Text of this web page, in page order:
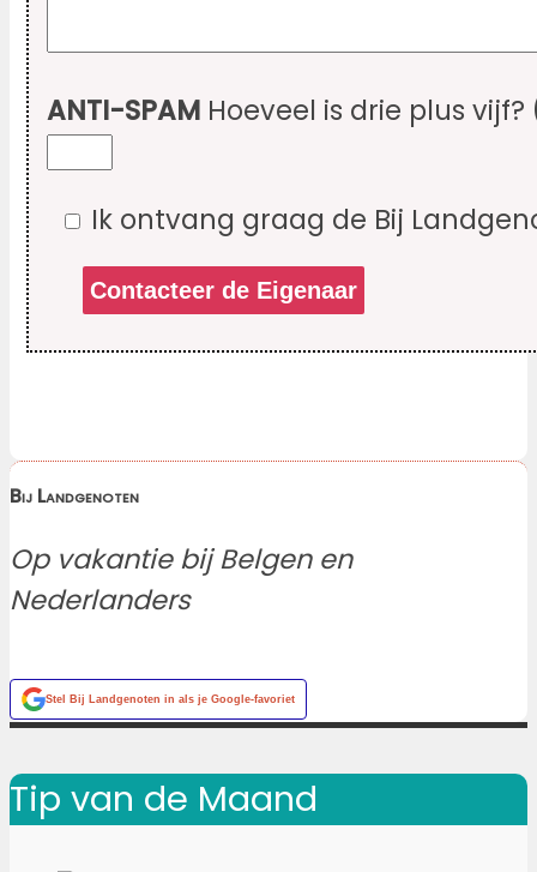
ANTI-SPAM Hoeveel is drie plus
Ik ontvang graag de Bij
Bij Landgenoten
Op vakantie bij Belgen en
Nederlanders
Stel Bij Landgenoten in als je Google-favoriet
Tip van de Maand